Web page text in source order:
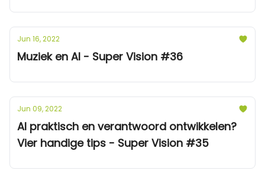
Jun 16, 2022
Muziek en AI - Super Vision #36
Jun 09, 2022
AI praktisch en verantwoord ontwikkelen?
Vier handige tips - Super Vision #35